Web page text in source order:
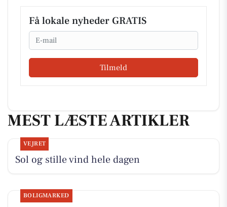
Få lokale nyheder GRATIS
Email
Tilmeld
MEST LÆSTE ARTIKLER
VEJRET
Sol og stille vind hele dagen
BOLIGMARKED